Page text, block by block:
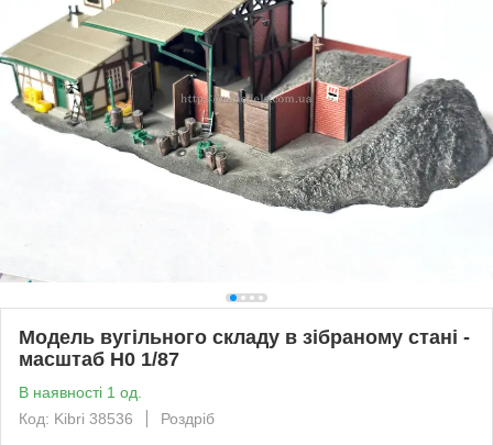
Модель вугільного складу в зiбраному стані -
масштаб H0 1/87
В наявності 1 од.
Код: Kibri 38536
Роздріб